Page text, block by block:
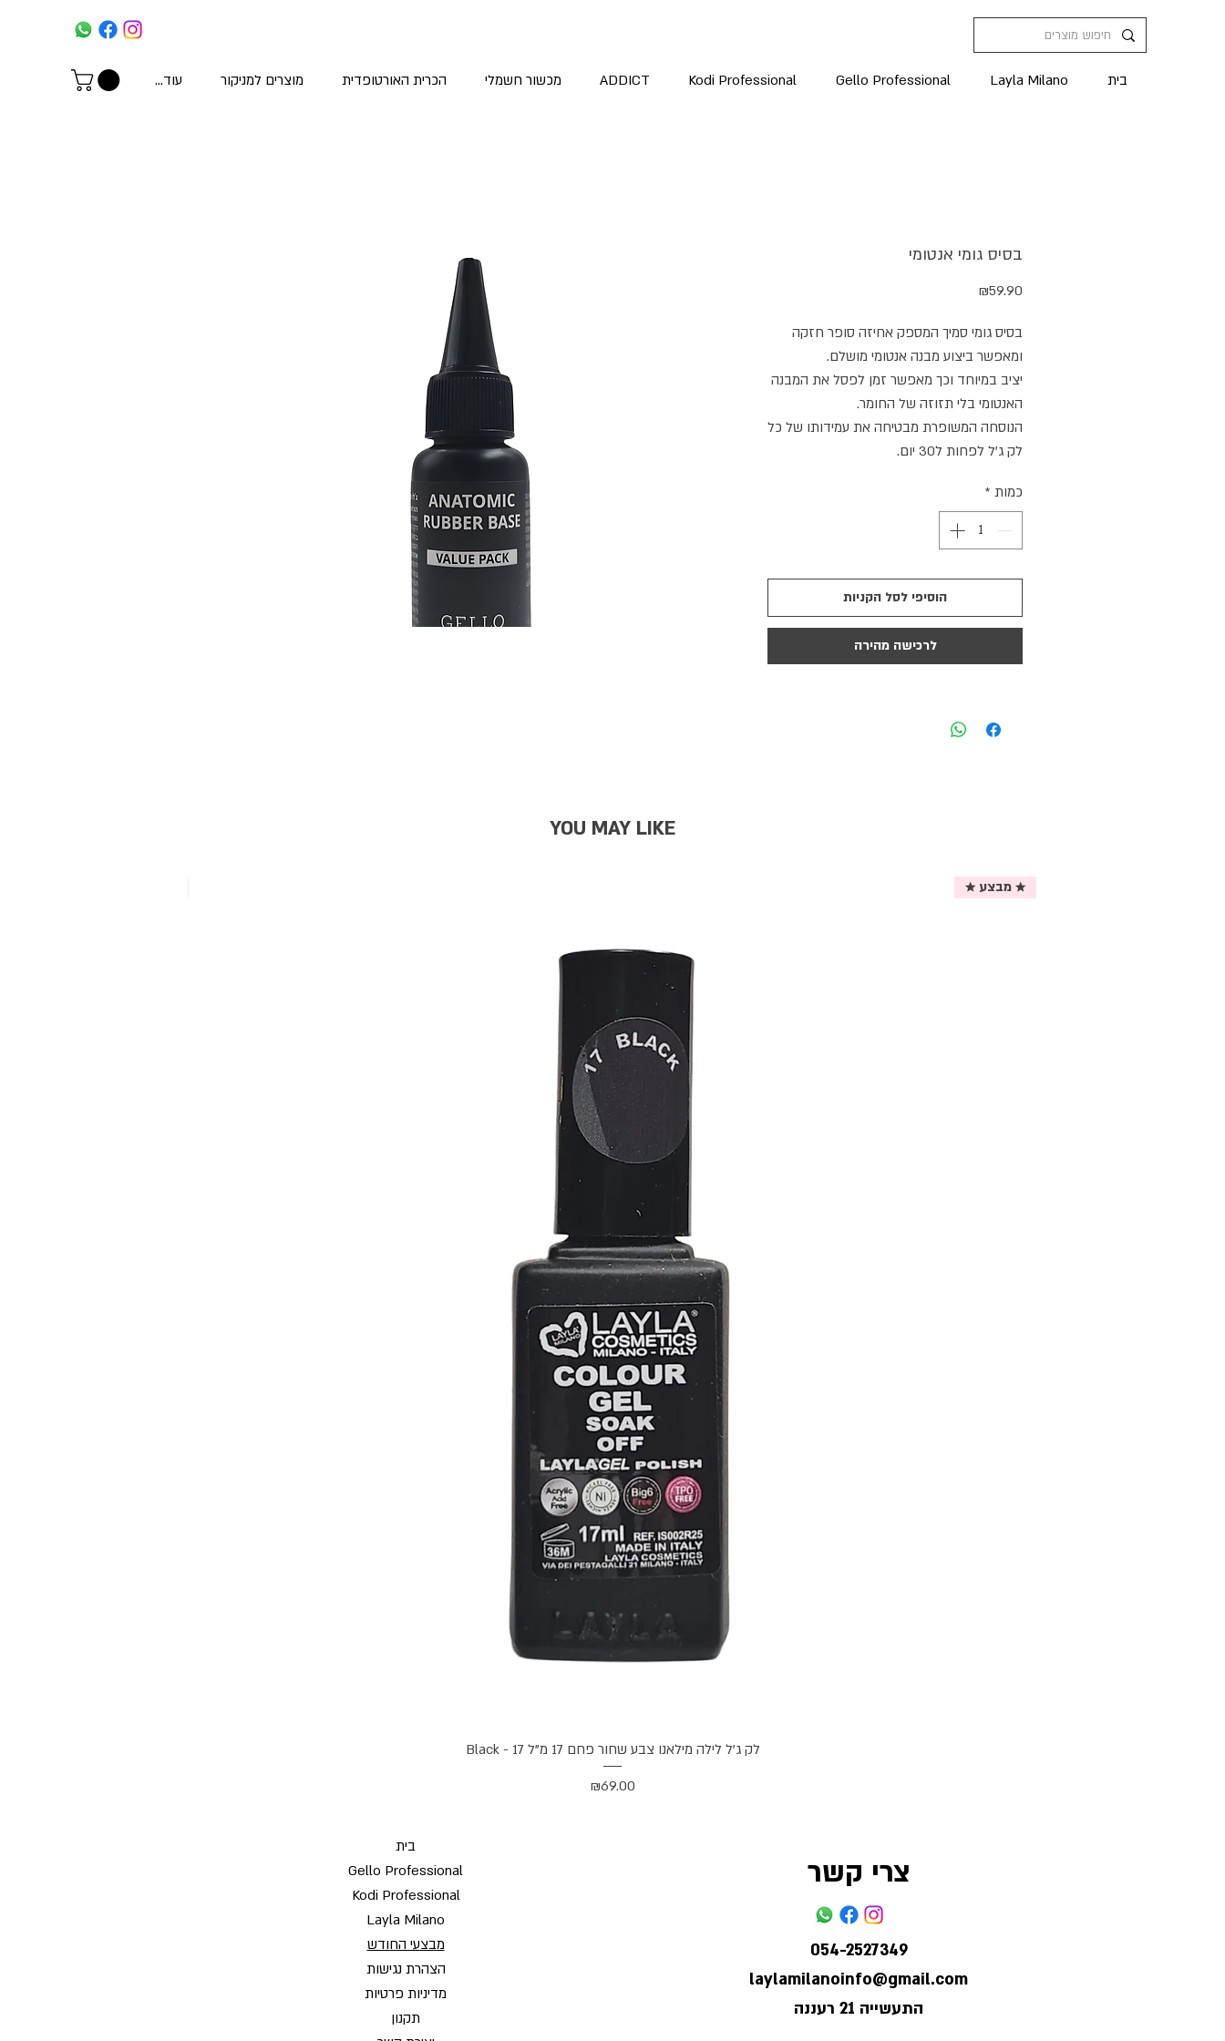
בית Layla Milano
Gello Professional
Kodi Professional
ADDICT מכשור חשמלי הכרית האורטופדית מוצרים למניקור עוד...
בסיס גומי אנטומי
₪59.90
בסיס גומי סמיך המספק אחיזה סופר חזקה
ומאפשר ביצוע מבנה אנטומי מושלם.
יציב במיוחד וכך מאפשר זמן לפסל את המבנה
האנטומי בלי תזוזה של החומר.
הנוסחה המשופרת מבטיחה את עמידותו של כל
לק ג'ל לפחות ל30 יום.
כמות *
הוסיפי לסל הקניות
לרכישה מהירה
YOU MAY LIKE
תצוגה מהירה
★ מבצע ★
לק ג'ל לילה מילאנו צבע שחור פחם 17 מ"ל Black - 17
מחיר
₪69.00
בית
Gello Professional
Kodi Professional
Layla Milano
מבצעי החודש
הצהרת נגישות
מדיניות פרטיות
תקנון
צרי קשר
054-2527349
laylamilanoinfo@gmail.com
התעשייה 21 רעננה